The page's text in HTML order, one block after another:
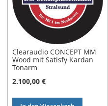
Clearaudio CONCEPT MM
Wood mit Satisfy Kardan
Tonarm
2.100,00 €